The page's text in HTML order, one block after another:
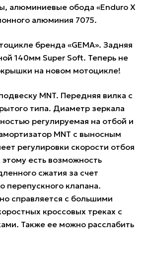
алюминиевые обода «Enduro X
алюминия 7075.
бренда «GEMA». Задняя
140мм Super Soft. Теперь не
на новом мотоцикле!
MNT. Передняя вилка с
типа. Диаметр зеркала
регулируемая на отбой и
MNT с выносным
регулировки скорости отбоя
есть возможность
сжатия за счет
перепускного клапана.
справляется с большими
кроссовых треках с
Также ее можно расслабить